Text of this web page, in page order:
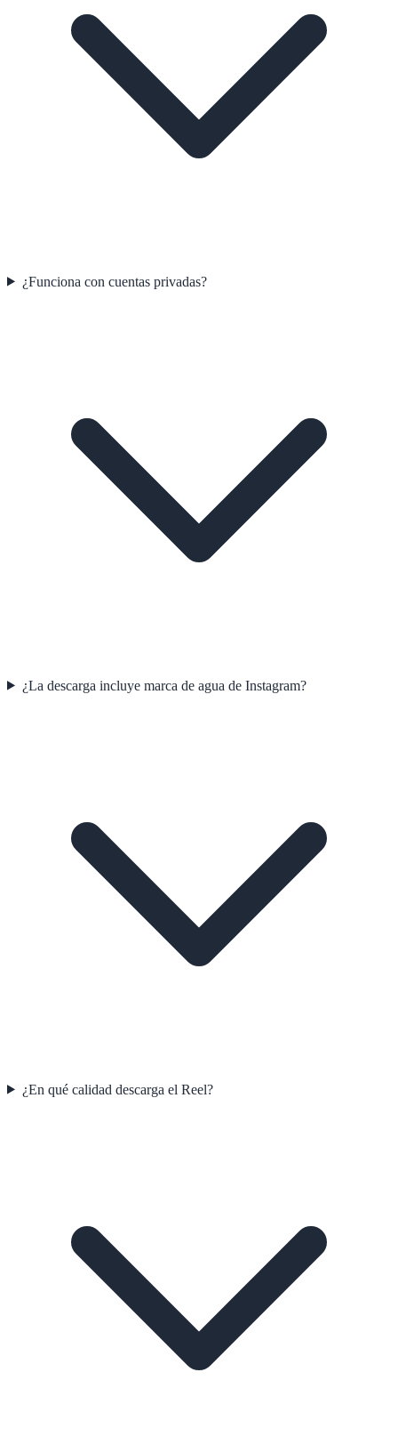
¿Funciona con cuentas privadas?
¿La descarga incluye marca de agua de Instagram?
¿En qué calidad descarga el Reel?